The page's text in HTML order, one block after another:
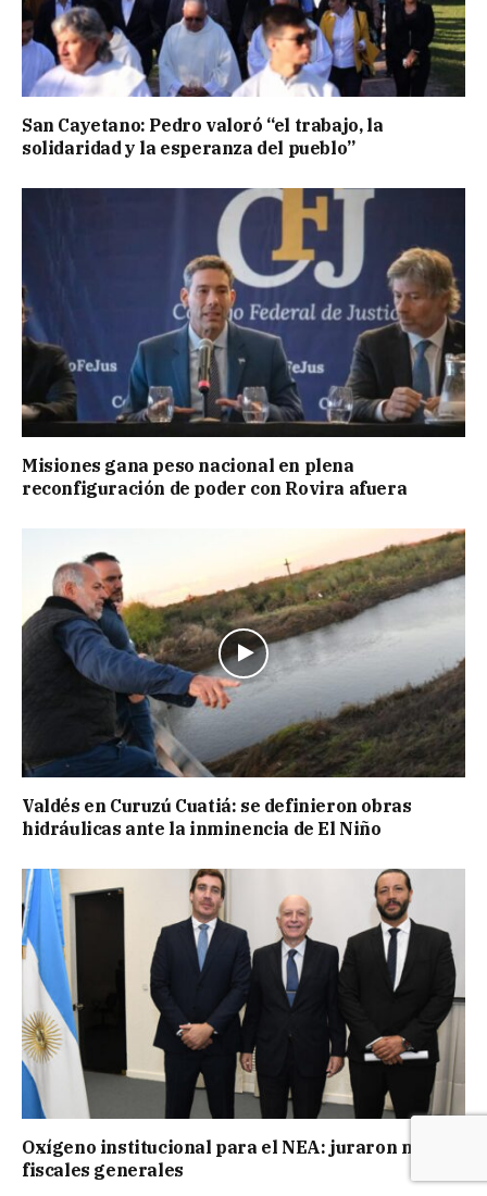
San Cayetano: Pedro valoró “el trabajo, la
solidaridad y la esperanza del pueblo”
Misiones gana peso nacional en plena
reconfiguración de poder con Rovira afuera
Valdés en Curuzú Cuatiá: se definieron obras
hidráulicas ante la inminencia de El Niño
Oxígeno institucional para el NEA: juraron nuevos
fiscales generales